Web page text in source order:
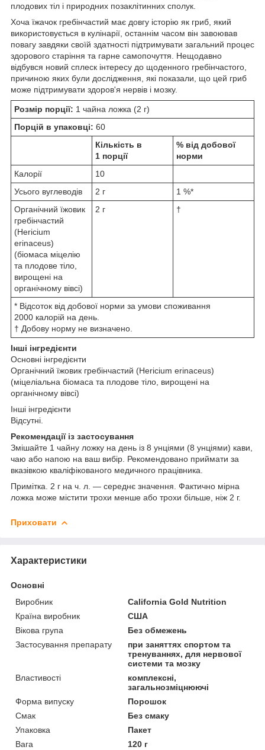
плодових тіл і природних позаклітинних сполук.
Хоча їжачок гребінчастий має довгу історію як гриб, який
використовується в кулінарії, останнім часом він завоював
повагу завдяки своїй здатності підтримувати загальний процес
здорового старіння та гарне самопочуття. Нещодавно
відбувся новий сплеск інтересу до щоденного гребінчастого,
причиною яких були дослідження, які показали, що цей гриб
може підтримувати здоров'я нервів і мозку.
Розмір порції: 1 чайна ложка (2 г)
Порцій в упаковці: 60
Кількість в
1 порції
% від добової
норми
Калорії
10
Усього вуглеводів
2 г
1 %*
Органічний їжовик
гребінчастий
(Hericium
erinaceus)
(біомаса міцелію
та плодове тіло,
вирощені на
органічному вівсі)
2 г †
* Відсоток від добової норми за умови споживання
2000 калорій на день.
† Добову норму не визначено.
Інші інгредієнти
Основні інгредієнти
Органічний їжовик гребінчастий (Hericium erinaceus)
(міцеліальна біомаса та плодове тіло, вирощені на
органічному вівсі)
Інші інгредієнти
Відсутні.
Рекомендації із застосування
Змішайте 1 чайну ложку на день із 8 унціями (8 унціями) кави,
чаю або напою на ваш вибір. Рекомендовано приймати за
вказівкою кваліфікованого медичного працівника.
Примітка. 2 г на ч. л. — середнє значення. Фактично мірна
ложка може містити трохи менше або трохи більше, ніж 2 г.
Приховати
Характеристики
Основні
Виробник
California Gold Nutrition
Країна виробник
США
Вікова група
Без обмежень
Застосування препарату
при заняттях спортом та
тренуваннях, для нервової
системи та мозку
Властивості
комплексні,
загальнозміцнюючі
Форма випуску
Порошок
Смак
Без смаку
Упаковка
Пакет
Вага
120 г